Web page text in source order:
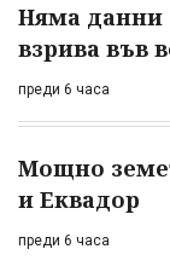
Няма данни
взрива във
преди 6 часа
Мощно
и Еквадор
преди 6 часа